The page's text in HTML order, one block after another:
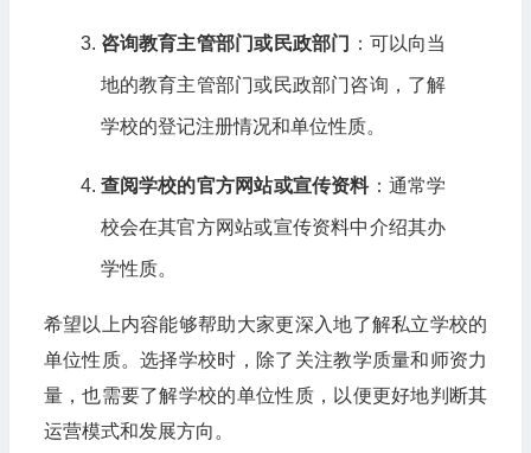
咨询教育主管部门或民政部门 ：可以向当
地的教育主管部门或民政部门咨询，了解
学校的登记注册情况和单位性质。
查阅学校的官方网站或宣传资料：通常学
校会在其官方网站或宣传资料中介绍其办
学性质。
希望以上内容能够帮助大家更深入地了解私立学校的
单位性质。选择学校时，除了关注教学质量和师资力
量，也需要了解学校的单位性质，以便更好地判断其
运营模式和发展方向。